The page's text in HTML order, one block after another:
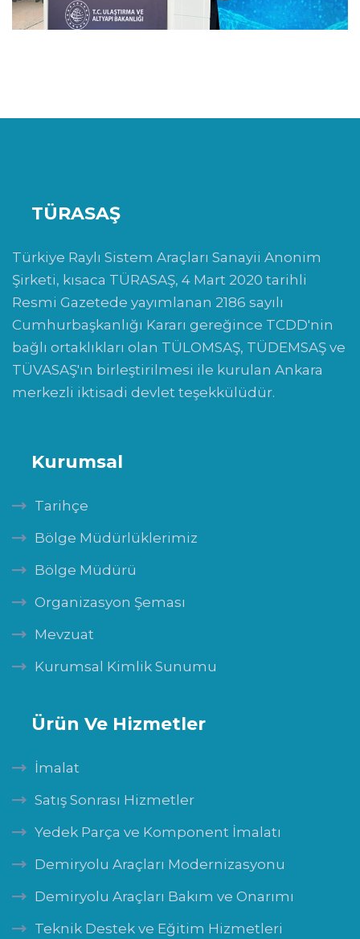
TÜRASAŞ
Türkiye Raylı Sistem Araçları Sanayii Anonim
Şirketi, kısaca TÜRASAŞ, 4 Mart 2020 tarihli
Resmi Gazetede yayımlanan 2186 sayılı
Cumhurbaşkanlığı Kararı gereğince TCDD'nin
bağlı ortaklıkları olan TÜLOMSAŞ, TÜDEMSAŞ ve
TÜVASAŞ'ın birleştirilmesi ile kurulan Ankara
merkezli iktisadi devlet teşekkülüdür.
Kurumsal
Tarihçe
Bölge Müdürlüklerimiz
Bölge Müdürü
Organizasyon Şeması
Mevzuat
Kurumsal Kimlik Sunumu
Ürün Ve Hizmetler
İmalat
Satış Sonrası Hizmetler
Yedek Parça ve Komponent İmalatı
Demiryolu Araçları Modernizasyonu
Demiryolu Araçları Bakım ve Onarımı
Teknik Destek ve Eğitim Hizmetleri